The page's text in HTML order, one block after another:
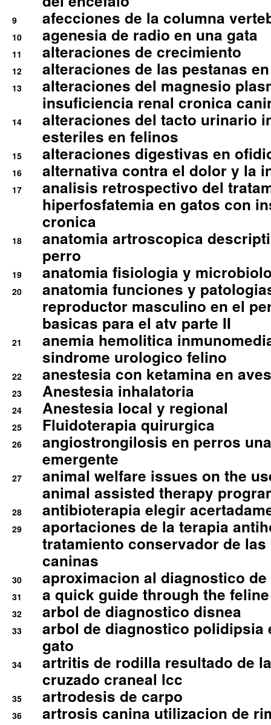
9 afecciones de la columna
10 agenesia de radio en una gata
11 alteraciones de crecimiento
12 alteraciones de las pestanas
13
alteraciones del magnesio
insuficiencia renal cronica
14
alteraciones del tacto urinario
esteriles en felinos
15 alteraciones digestivas en
16 alternativa contra el dolor y la
17
analisis retrospectivo del
hiperfosfatemia en gatos con
cronica
18
anatomia artroscopica
perro
19 anatomia fisiologia y
20
anatomia funciones y
reproductor masculino en el
basicas para el atv parte II
21
anemia hemolitica
sindrome urologico felino
22 anestesia con ketamina en
23 Anestesia inhalatoria
24 Anestesia local y regional
25 Fluidoterapia quirurgica
26
angiostrongilosis en perros
emergente
27
animal welfare issues on the
animal assisted therapy
28 antibioterapia elegir
29
aportaciones de la terapia
tratamiento conservador de
caninas
30 aproximacion al diagnostico
31 a quick guide through the
32 arbol de diagnostico disnea
33
arbol de diagnostico polidipsia
gato
34
artritis de rodilla resultado de
cruzado craneal lcc
35 artrodesis de carpo
36
artrosis canina utilizacion de